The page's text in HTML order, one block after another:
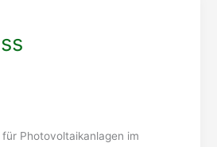
für Photovoltaikanlagen im